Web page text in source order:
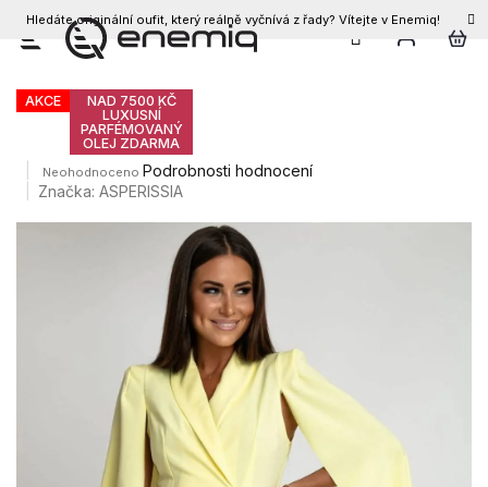
Přejít
Hledáte originální oufit, který reálně vyčnívá z řady? Vítejte v Enemiq!
CZK
Dámské šaty CALLA
AKCE
NAD 7500 KČ
LUXUSNÍ
PARFÉMOVANÝ
OLEJ ZDARMA
Průměrné
hodnocení
Neohodnoceno Podrobnosti hodnocení
Značka:ASPERISSIA